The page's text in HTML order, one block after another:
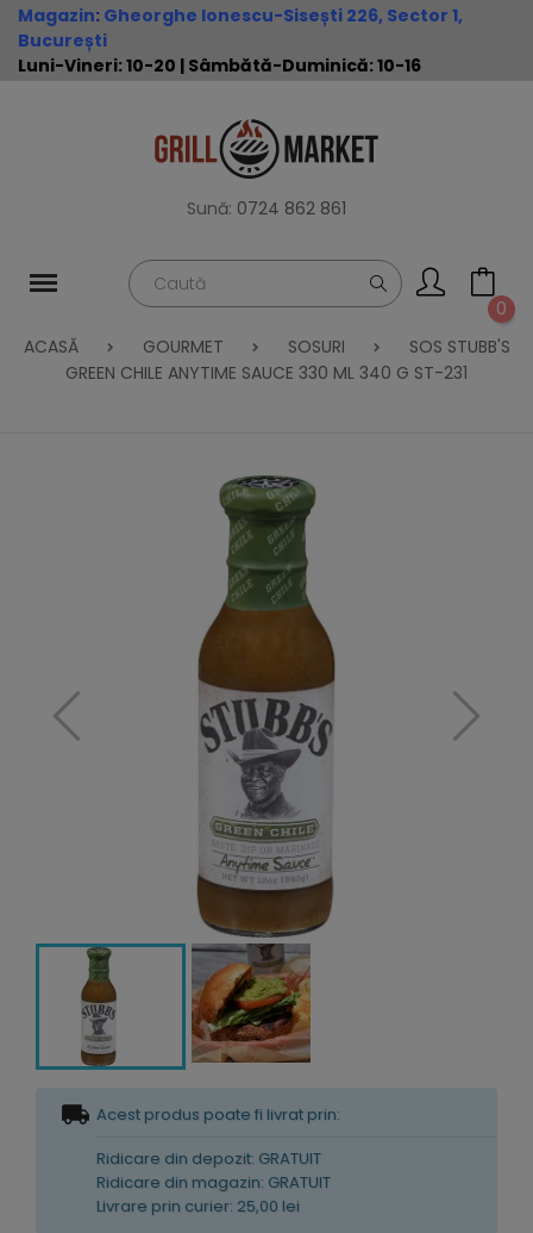
Magazin: Gheorghe Ionescu-Sisești 226, Sector 1,
București
Luni-Vineri: 10-20 | Sâmbătă-Duminică: 10-16
Sună: 0724 862 861
0
ACASĂ
GOURMET SOSURI
SOS STUBB'S
GREEN CHILE ANYTIME SAUCE 330 ML 340 G ST-231
Acest produs poate fi livrat prin:
Ridicare din depozit: GRATUIT
Ridicare din magazin: GRATUIT
Livrare prin curier: 25,00 lei